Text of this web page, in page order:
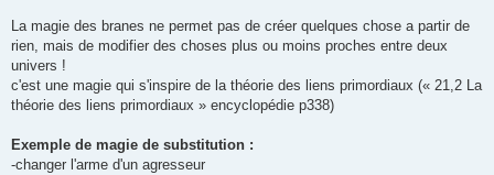
La magie des branes ne permet pas de créer quelques chose a partir de
rien, mais de modifier des choses plus ou moins proches entre deux
univers !
c'est une magie qui s'inspire de la théorie des liens primordiaux (« 21,2 La
théorie des liens primordiaux » encyclopédie p338)
Exemple de magie de substitution :
-changer l'arme d'un agresseur